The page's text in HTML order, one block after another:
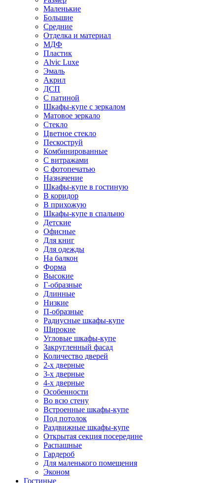
Маленькие
Большие
Средние
Отделка и материал
МДФ
Пластик
Alvic Luxe
Эмаль
Акрил
ДСП
С патиной
Шкафы-купе с зеркалом
Матовое зеркало
Стекло
Цветное стекло
Пескоструй
Комбинированные
С витражами
С фотопечатью
Назначение
Шкафы-купе в гостиную
В коридор
В прихожую
Шкафы-купе в спальню
Детские
Офисные
Для книг
Для одежды
На балкон
Форма
Высокие
Г-образные
Длинные
Низкие
П-образные
Радиусные шкафы-купе
Широкие
Угловые шкафы-купе
Закругленный фасад
Количество дверей
2-х дверные
3-х дверные
4-х дверные
Особенности
Во всю стену
Встроенные шкафы-купе
Под потолок
Раздвижные шкафы-купе
Открытая секция посередине
Распашные
Гардероб
Для маленького помещения
Эконом
Гостиные